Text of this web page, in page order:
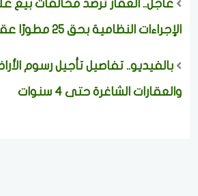
عاجل.. العقار ترصد مخالفات بيع
الإجراءات النظامية بحق 25 مطورًا عقاريًا
بالفيديو.. تفاصيل تأجيل رسوم
والعقارات الشاغرة حتى 4 سنوات